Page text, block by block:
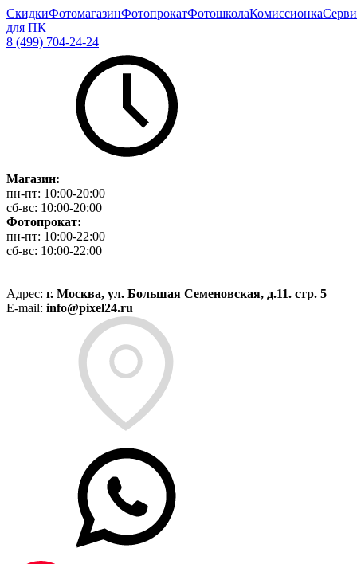
СкидкиФотомагазинФотопрокатФотошколаКомиссионка
для ПК
8 (499) 704-24-24
Магазин:
пн-пт: 10:00-20:00
сб-вс: 10:00-20:00
Фотопрокат:
пн-пт: 10:00-22:00
сб-вс: 10:00-22:00
Адрес: г. Москва, ул. Большая Семеновская, д.11. стр. 5
E-mail: info@pixel24.ru